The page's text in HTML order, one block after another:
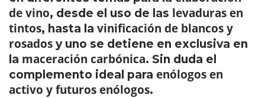
de vino, desde el uso de las levaduras en
tintos, hasta la vinificación de blancos y
rosados y uno se detiene en exclusiva en
la maceración carbónica. Sin duda el
complemento ideal para enólogos en
activo y futuros enólogos.